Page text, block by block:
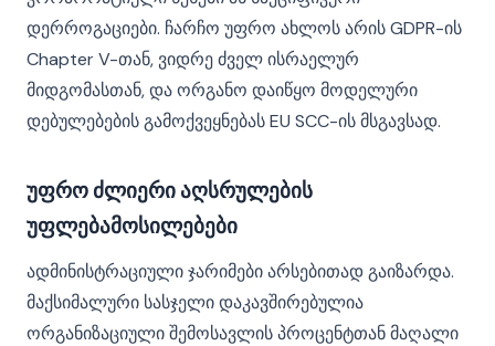
დერროგაციები. ჩარჩო უფრო ახლოს არის GDPR-ის
Chapter V-თან, ვიდრე ძველ ისრაელურ
მიდგომასთან, და ორგანო დაიწყო მოდელური
დებულებების გამოქვეყნებას EU SCC-ის მსგავსად.
უფრო ძლიერი აღსრულების
უფლებამოსილებები
ადმინისტრაციული ჯარიმები არსებითად გაიზარდა.
მაქსიმალური სასჯელი დაკავშირებულია
ორგანიზაციული შემოსავლის პროცენტთან მაღალი